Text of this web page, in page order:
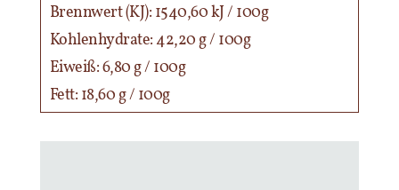
Brennwert (KJ): 1540,60 kJ / 100g
Kohlenhydrate: 42,20 g / 100g
Eiweiß: 6,80 g / 100g
Fett: 18,60 g / 100g